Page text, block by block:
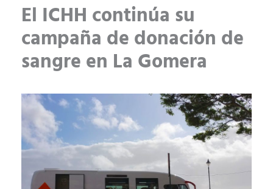
El ICHH continúa su
campaña de donación de
sangre en La Gomera